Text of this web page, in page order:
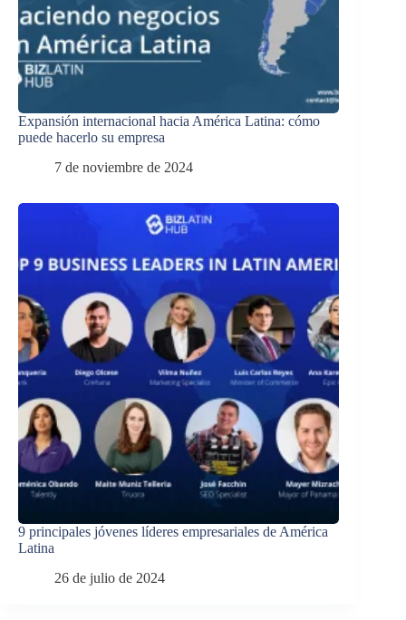
Expansión internacional hacia América Latina: cómo
puede hacerlo su empresa
7 de noviembre de 2024
9 principales jóvenes líderes empresariales de América
Latina
26 de julio de 2024